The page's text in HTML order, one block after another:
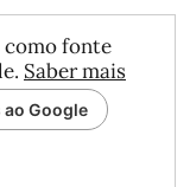
como fonte
Saber mais
Google